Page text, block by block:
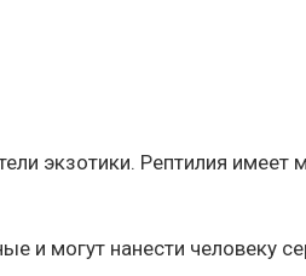
экзотики. Рептилия имеет
и могут нанести человеку